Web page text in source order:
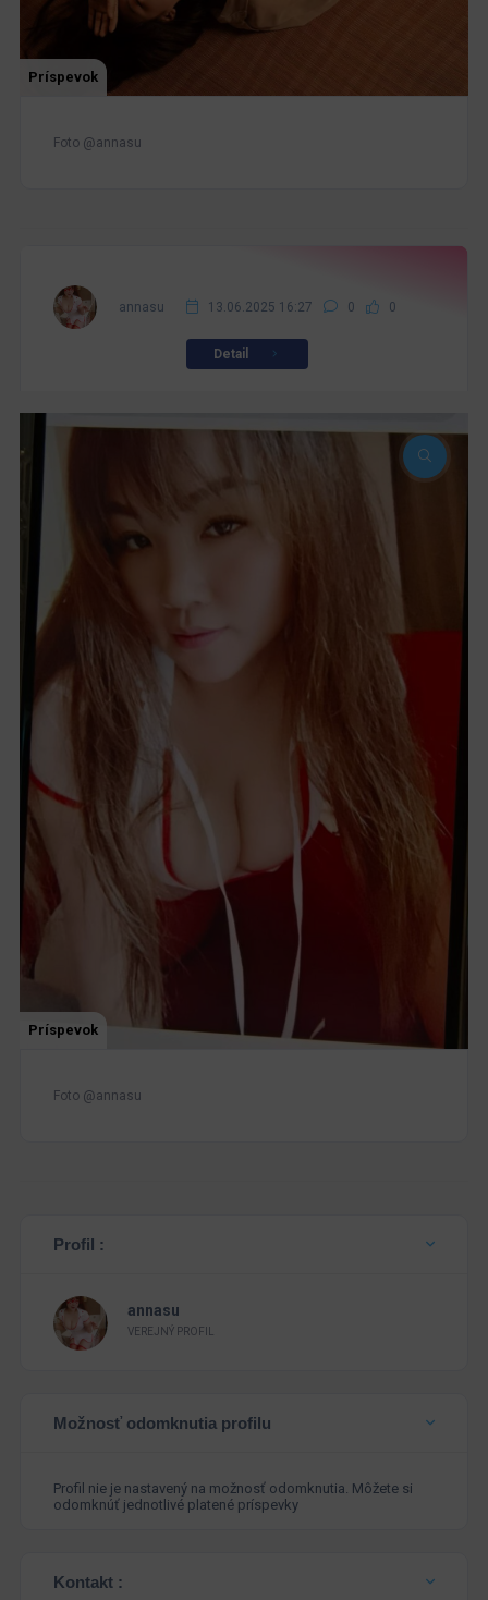
Príspevok
Foto @annasu
annasu 13.06.2025 16:27 0 0
Detail
Príspevok
Foto @annasu
Profil :
annasu
VEREJNÝ PROFIL
Možnosť odomknutia profilu
Profil nie je nastavený na možnosť odomknutia. Môžete si
odomknúť jednotlivé platené príspevky
Kontakt :